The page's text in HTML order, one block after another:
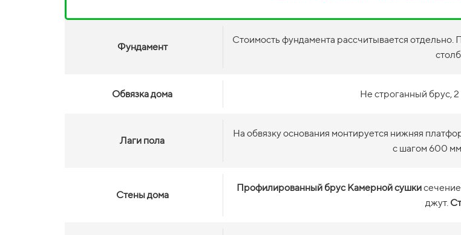
Фундамент
Стоимость фундамента рассчитывается
Обвязка дома Не строганный брус,
Лаги пола
На обвязку основания монтируется нижняя
с шагом 600
Стены дома
Профилированный брус Камерной сушки
джут.